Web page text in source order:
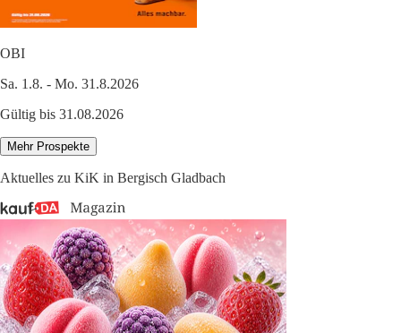
OBI
Sa. 1.8. - Mo. 31.8.2026
Gültig bis 31.08.2026
Mehr Prospekte
Aktuelles zu KiK in Bergisch Gladbach